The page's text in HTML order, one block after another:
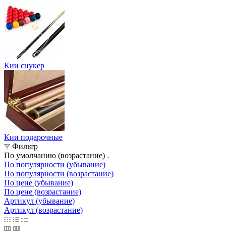
Кии снукер
Кии подарочные
Фильтр
По умолчанию (возрастание)
По популярности (убывание)
По популярности (возрастание)
По цене (убывание)
По цене (возрастание)
Артикул (убывание)
Артикул (возрастание)